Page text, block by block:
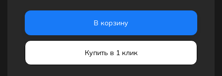
В корзину
Купить в 1 клик